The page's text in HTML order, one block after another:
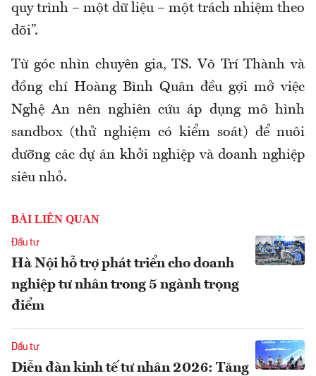
quy trình – một dữ liệu – một trách nhiệm theo
dõi”.
Từ góc nhìn chuyên gia, TS. Võ Trí Thành và
đồng chí Hoàng Bình Quân đều gợi mở việc
Nghệ An nên nghiên cứu áp dụng mô hình
sandbox (thử nghiệm có kiểm soát) để nuôi
dưỡng các dự án khởi nghiệp và doanh nghiệp
siêu nhỏ.
BÀI LIÊN QUAN
Đầu tư
Hà Nội hỗ trợ phát triển cho doanh
nghiệp tư nhân trong 5 ngành trọng
điểm
Đầu tư
Diễn đàn kinh tế tư nhân 2026: Tăng